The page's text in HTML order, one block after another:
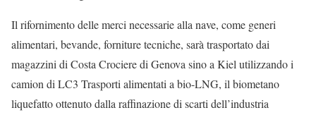
Il rifornimento delle merci necessarie alla nave, come generi
alimentari, bevande, forniture tecniche, sarà trasportato dai
magazzini di Costa Crociere di Genova sino a Kiel utilizzando i
camion di LC3 Trasporti alimentati a bio-LNG, il biometano
liquefatto ottenuto dalla raffinazione di scarti dell’industria